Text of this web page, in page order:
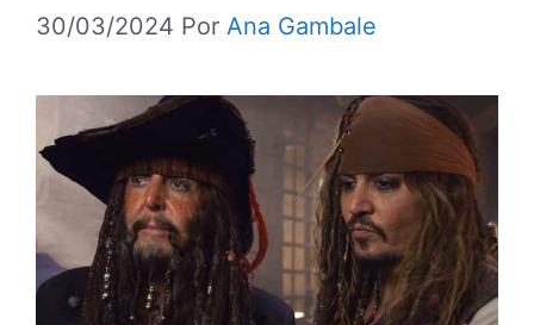
30/03/2024 Por Ana Gambale